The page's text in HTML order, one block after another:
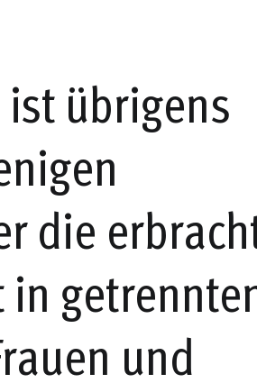
übrigens
die
und